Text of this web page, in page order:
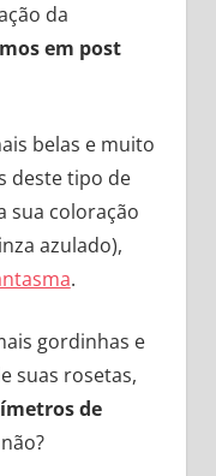
da
em post
belas e muito
deste tipo de
sua coloração
azulado),
.
gordinhas e
suas rosetas,
de